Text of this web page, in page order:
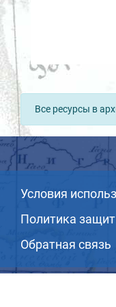
Все ресурсы в
Условия
Политика
Обратная связь